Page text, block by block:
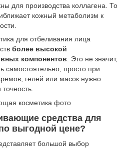
для производства коллагена. То
кожный метаболизм к
для отбеливания лица
более высокой
компонентов . Это не значит,
самостоятельно, просто при
гелей или масок нужно
средства для
выгодной цене?
большой выбор